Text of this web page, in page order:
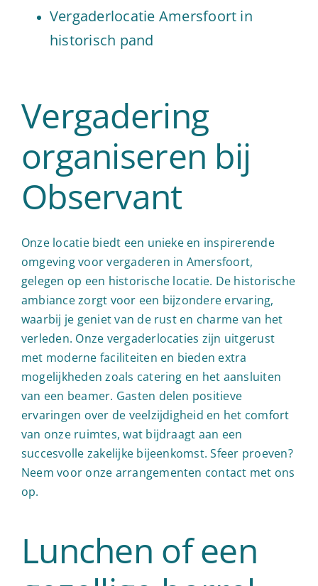
Vergaderlocatie Amersfoort in
historisch pand
Vergadering
organiseren bij
Observant
Onze locatie biedt een unieke en inspirerende
omgeving voor vergaderen in Amersfoort,
gelegen op een historische locatie. De historische
ambiance zorgt voor een bijzondere ervaring,
waarbij je geniet van de rust en charme van het
verleden. Onze vergaderlocaties zijn uitgerust
met moderne faciliteiten en bieden extra
mogelijkheden zoals catering en het aansluiten
van een beamer. Gasten delen positieve
ervaringen over de veelzijdigheid en het comfort
van onze ruimtes, wat bijdraagt aan een
succesvolle zakelijke bijeenkomst. Sfeer proeven?
Neem voor onze arrangementen contact met ons
op.
Lunchen of een